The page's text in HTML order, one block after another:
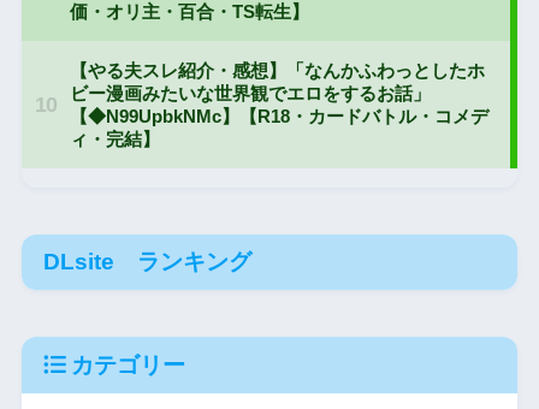
DLsite ランキング
カテゴリー